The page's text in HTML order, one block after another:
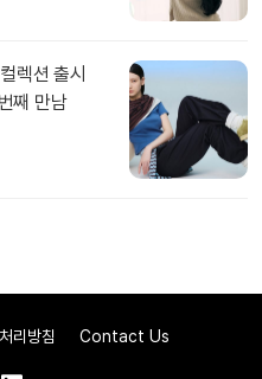
렉션 출시
째 만남
리방침 Contact Us